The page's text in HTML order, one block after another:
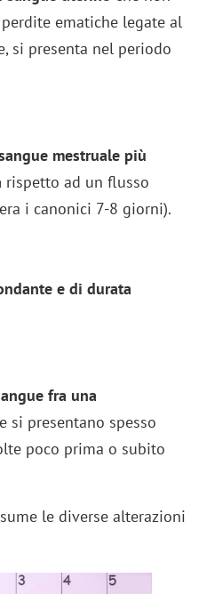
ematiche legate al
si presenta nel periodo
mestruale più
rispetto ad un flusso
i canonici 7-8 giorni).
e di durata
fra una
si presentano spesso
poco prima o subito
le diverse alterazioni